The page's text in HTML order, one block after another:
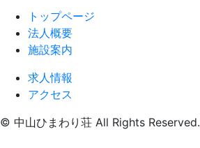
トップページ
法人概要
施設案内
求人情報
アクセス
© 中山ひまわり荘 All Rights Reserved.